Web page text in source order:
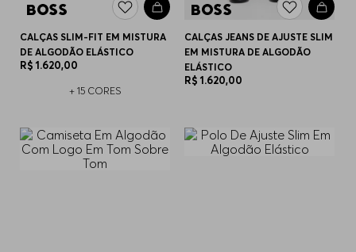
CALÇAS SLIM-FIT EM MISTURA
DE ALGODÃO ELÁSTICO
R$ 1.620,00
+ 15 CORES
CALÇAS JEANS DE AJUSTE SLIM
EM MISTURA DE ALGODÃO
ELÁSTICO
R$ 1.620,00